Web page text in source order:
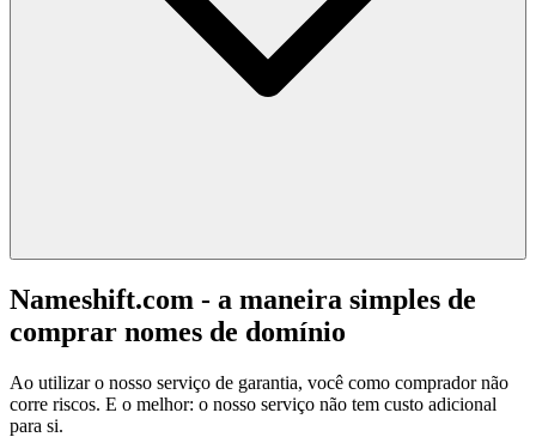
Nameshift.com - a maneira simples de
comprar nomes de domínio
Ao utilizar o nosso serviço de garantia, você como comprador não
corre riscos. E o melhor: o nosso serviço não tem custo adicional
para si.